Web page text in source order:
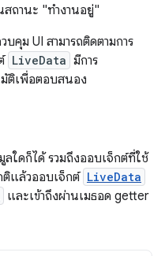
ถานะ "ทำงานอยู่"
คุม UI สามารถติดตามการ
LiveData มีการ
ติเพื่อตอบสนอง
ใดก็ได้ รวมถึงออบเจ็กต์ที่ใช้
ติแล้วออบเจ็กต์ LiveData
และเข้าถึงผ่านเมธอด getter